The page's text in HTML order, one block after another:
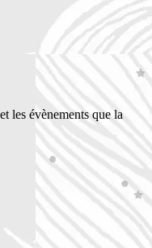
les évènements que la